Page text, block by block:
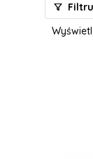
Wyświetl